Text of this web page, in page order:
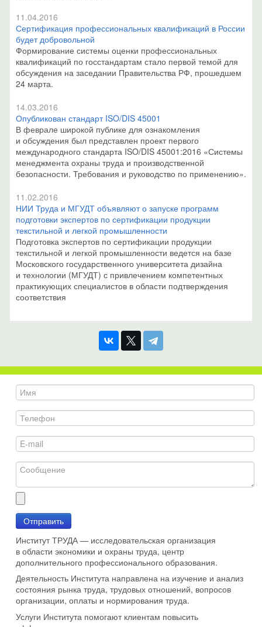
11.04.2016
Сертификация профессиональных квалификаций в России
будет добровольной
Формирование системы оценки профессиональных
квалификаций по госстандартам стало первой темой для
обсуждения на заседании Правительства РФ, прошедшем
24 марта.
14.03.2016
Опубликован стандарт ISO/DIS 45001
В феврале широкой публике для ознакомления
и обсуждения был представлен проект первого
международного стандарта ISO/DIS 45001:2016 «Системы
менеджмента охраны труда и производственной
безопасности. Требования и руководство по применению».
11.02.2016
НИИ Труда и МГУДТ объявляют о запуске программ
подготовки экспертов по сертификации продукции
текстильной и легкой промышленности
Подготовка экспертов по сертификации продукции
текстильной и легкой промышленности ведется на базе
Московского государственного университета дизайна
и технологии (МГУДТ) с привлечением компетентных
практикующих специалистов в области подтверждения
соответствия
Отправить
Институт ТРУДА — исследовательская организация
в области экономики и охраны труда, центр
дополнительного профессионального образования.
Деятельность Института направлена на изучение и анализ
состояния рынка труда, трудовых отношений, вопросов
организации, оплаты и нормирования труда.
Услуги Института помогают клиентам повысить